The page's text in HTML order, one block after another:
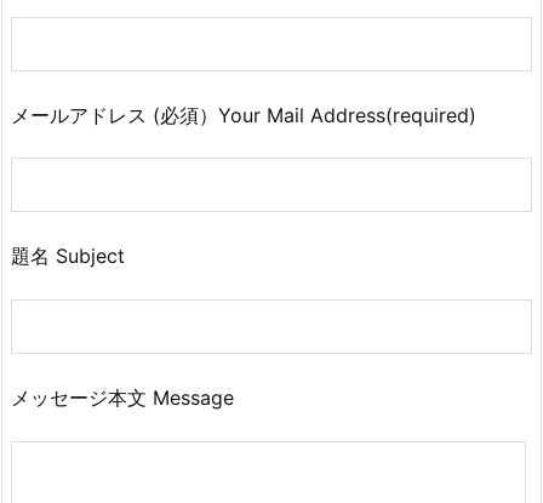
メールアドレス (必須）Your Mail Address(required)
題名 Subject
メッセージ本文 Message